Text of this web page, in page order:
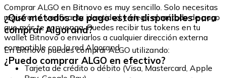
Comprar ALGO en Bitnovo es muy sencillo. Solo necesitas
registrarte, verificar tu identidad y elegir el método de pago
que más te convenga. Puedes recibir tus tokens en tu
wallet Bitnovo o enviarlos a cualquier dirección externa
compatible con la red Algorand.
¿Qué métodos de pago están disponibles para
comprar Algorand?
En Bitnovo puedes comprar ALGO utilizando:
Tarjeta de crédito o débito (Visa, Mastercard, Apple
¿Puedo comprar ALGO en efectivo?